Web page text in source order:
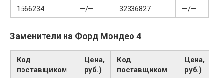
1566234
—/— 32336827 —/—
Заменители на Форд Мондео 4
Код
поставщиком
Цена,
руб.)
Код
поставщиком
Цена,
руб.)